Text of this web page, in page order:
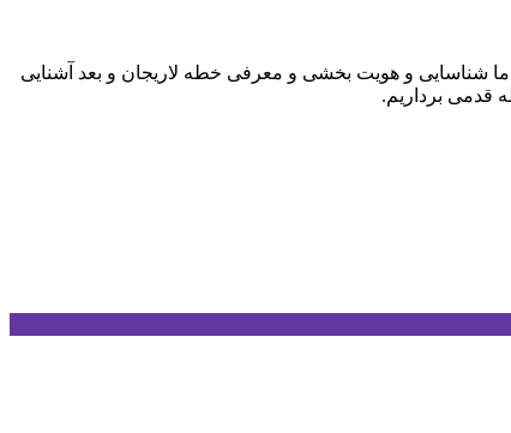
شناسایی و هویت بخشی و معرفی خطه لاریجان و بعد آشنایی
قدمی برداریم.